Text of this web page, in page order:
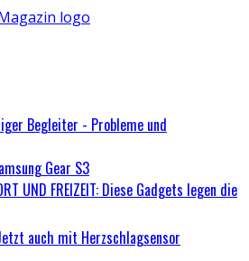
Begleiter - Probleme und
Gear S3
UND FREIZEIT: Diese Gadgets legen die
auch mit Herzschlagsensor